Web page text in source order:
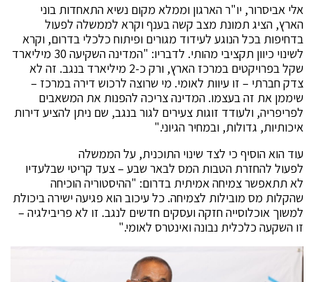
אלי אביסרור, יו"ר הארגון וממלא מקום נשיא התאחדות בוני
הארץ, הציג תמונת מצב קשה בענף וקרא לממשלה לפעול
בדחיפות בכל הנוגע לעידוד מגורים ופיתוח כלכלי בדרום, וקרא
לשינוי כיוון תקציבי מהותי. לדבריו: "המדינה השקיעה 30 מיליארד
שקל בפרויקטים במרכז הארץ, ורק כ-2 מיליארד בנגב. זה לא
צדק חברתי – זו עיוות לאומי. מי שרוצה לרכוש דירה במרכז –
שיממן את זה בעצמו. המדינה צריכה להפנות את המשאבים
לפריפריה, ולעודד זוגות צעירים לגור בנגב, שם ניתן להציע דירות
איכותיות, גדולות, ובמחיר הגיוני."
עוד הוא הוסיף כי לצד שינוי התוכנית, על הממשלה
לפעול להחזרת הטבות המס לבאר שבע – צעד קריטי שבלעדיו
לא תתאפשר צמיחה אמיתית בדרום: "ההיסטוריה הוכיחה
שהקלות מס מובילות לצמיחה. כל עיכוב הוא פגיעה ישירה ביכולת
למשוך אוכלוסייה חזקה ועסקים חדשים לנגב. זו לא פריבילגיה –
זו השקעה כלכלית נבונה ואינטרס לאומי."